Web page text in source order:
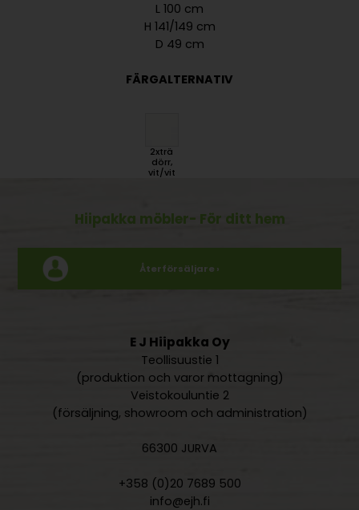
L 100 cm
H 141/149 cm
D 49 cm
FÄRGALTERNATIV
2xträ
dörr,
vit/vit
Hiipakka möbler- För ditt hem
Återförsäljare ›
E J Hiipakka Oy
Teollisuustie 1
(produktion och varor mottagning)
Veistokouluntie 2
(försäljning, showroom och administration)
66300 JURVA
+358 (0)20 7689 500
info@ejh.fi